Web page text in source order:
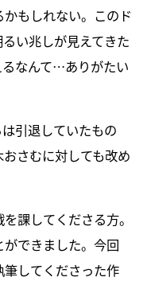
もしれない。このド
い兆しが見えてきた
るなんて…ありがたい
引退していたもの
さむに対しても改め
課してくださる方。
できました。今回
してくださった作